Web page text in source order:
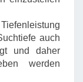
auch
und daher
werden